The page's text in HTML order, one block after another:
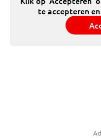
te accepteren